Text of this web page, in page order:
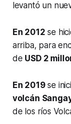
levantó un
En 2012 se
arriba, para
de USD 2
En 2019se
volcán
de los ríos